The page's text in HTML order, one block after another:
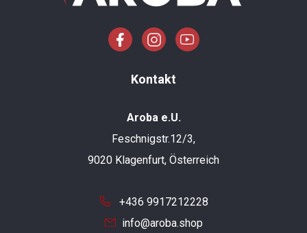
Kontakt
Aroba e.U.
Feschnigstr.12/3,
9020 Klagenfurt, Österreich
+436 9917212228
info@aroba.shop